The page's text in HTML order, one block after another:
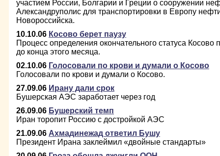
участием России, Болгарии и Греции о сооружении
Александруполис для транспортировки в Европу
Новороссийска.
10.10.06 Косово берет паузу
Процесс определения окончательного статуса
до конца этого месяца.
02.10.06 Голосовали по крови и думали о Косово
Голосовали по крови и думали о Косово.
27.09.06 Ирану дали срок
Бушерская АЭС заработает через год
26.09.06 Бушерский темп
Иран торопит Россию с достройкой АЭС
21.09.06 Ахмадинежад ответил Бушу
Президент Ирана заклеймил «двойные стандарты»